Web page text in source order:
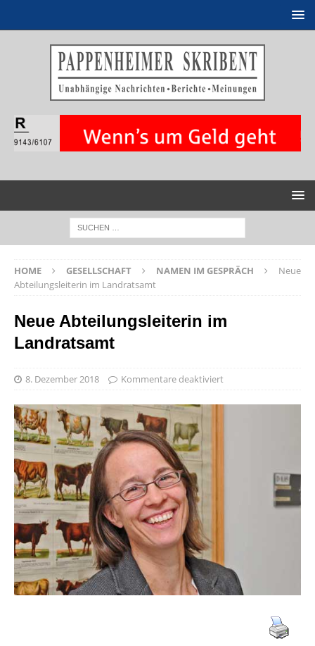
HOME GESELLSCHAFT NAMEN IM GESPRÄCH
Neue
Abteilungsleiterin im Landratsamt
Neue Abteilungsleiterin im
Landratsamt
8. Dezember 2018 Kommentare deaktiviert